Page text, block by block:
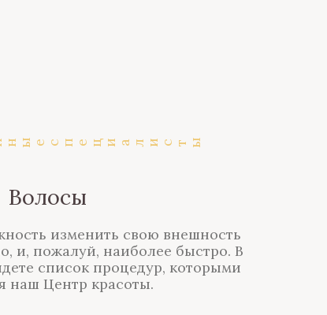
ы
Волосы
изменить свою внешность
и, пожалуй, наиболее быстро. В
список процедур, которыми
наш Центр красоты.